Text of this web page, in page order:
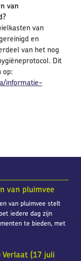
van pluimvee
van pluimvee stelt
iedere dag zijn
te bieden, met
Verlaat (17 juli
van
van
en
van het nog
Dit
op:
informatie-